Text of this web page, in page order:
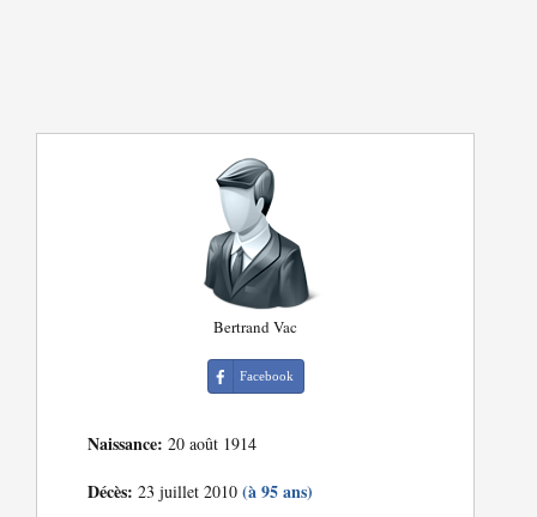
Bertrand Vac
Facebook
Naissance: 20 août 1914
Décès: 23 juillet 2010(à 95 ans)